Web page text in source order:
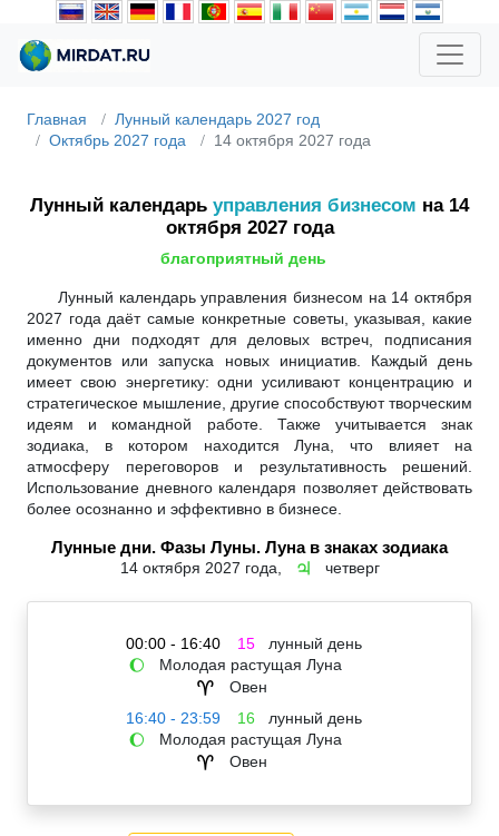
Главная
Лунный календарь 2027 год
Октябрь 2027 года
14 октября 2027 года
Лунный календарь управления бизнесом на 14
октября 2027 года
благоприятный день
Лунный календарь управления бизнесом на 14 октября
2027 года даёт самые конкретные советы, указывая, какие
именно дни подходят для деловых встреч, подписания
документов или запуска новых инициатив. Каждый день
имеет свою энергетику: одни усиливают концентрацию и
стратегическое мышление, другие способствуют творческим
идеям и командной работе. Также учитывается знак
зодиака, в котором находится Луна, что влияет на
атмосферу переговоров и результативность решений.
Использование дневного календаря позволяет действовать
более осознанно и эффективно в бизнесе.
Лунные дни. Фазы Луны. Луна в знаках зодиака
14 октября 2027 года, ♃ четверг
00:00 - 16:40 15 лунный день
🌔 Молодая растущая Луна
♈
Овен
16:40 - 23:59
16 лунный день
🌔 Молодая растущая Луна
♈ Овен